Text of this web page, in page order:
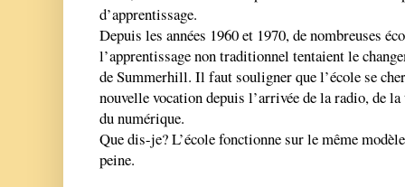
d’apprentissage.
Depuis les années 1960 et 1970, de nombreuses
l’apprentissage non traditionnel tentaient le
de Summerhill. Il faut souligner que l’école se
nouvelle vocation depuis l’arrivée de la radio, de
du numérique.
Que dis-je? L’école fonctionne sur le même
peine.